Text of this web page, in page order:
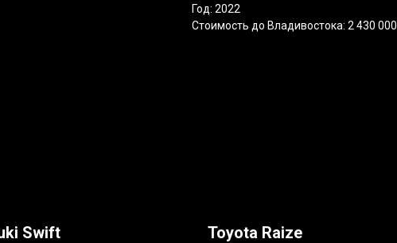
Год: 2022
Стоимость до Владивостока: 2 430 000
Swift Toyota Raize